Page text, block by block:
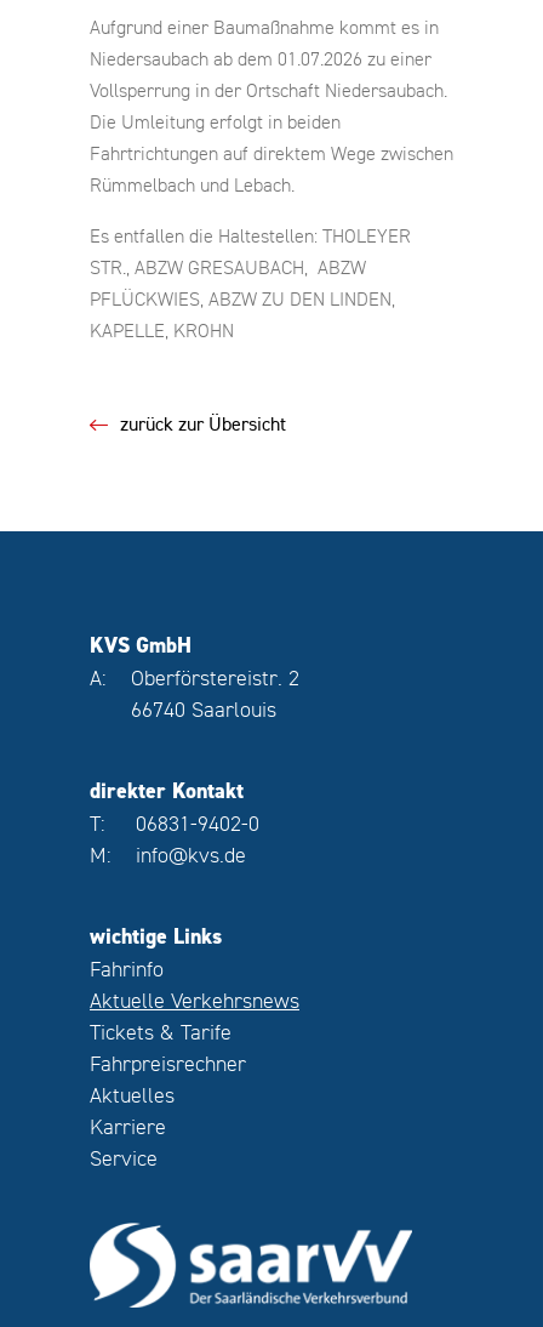
Aufgrund einer Baumaßnahme kommt es in
Niedersaubach ab dem 01.07.2026 zu einer
Vollsperrung in der Ortschaft Niedersaubach.
Die Umleitung erfolgt in beiden
Fahrtrichtungen auf direktem Wege zwischen
Rümmelbach und Lebach.
Es entfallen die Haltestellen: THOLEYER
STR., ABZW GRESAUBACH, ABZW
PFLÜCKWIES, ABZW ZU DEN LINDEN,
KAPELLE, KROHN
zurück zur Übersicht
KVS GmbH
A:
Oberförstereistr. 2
66740 Saarlouis
direkter Kontakt
T:
M:
06831-9402-0
info@kvs.de
wichtige Links
Fahrinfo
Aktuelle Verkehrsnews
Tickets & Tarife
Fahrpreisrechner
Aktuelles
Karriere
Service